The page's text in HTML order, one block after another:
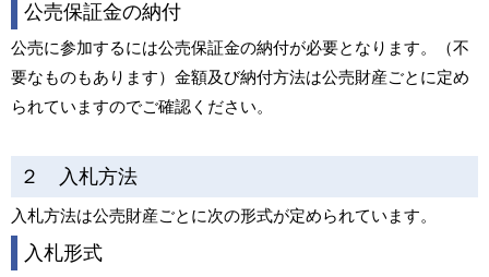
公売保証金の納付
公売に参加するには公売保証金の納付が必要となります。（不
要なものもあります）金額及び納付方法は公売財産ごとに定め
られていますのでご確認ください。
２ 入札方法
入札方法は公売財産ごとに次の形式が定められています。
入札形式